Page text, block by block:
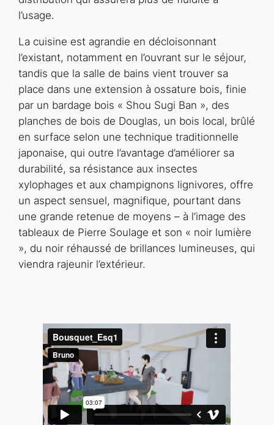
l’usage.
La cuisine est agrandie en décloisonnant
l’existant, notamment en l’ouvrant sur le séjour,
tandis que la salle de bains vient trouver sa
place dans une extension à ossature bois, finie
par un bardage bois « Shou Sugi Ban », des
planches de bois de Douglas, un bois local, brûlé
en surface selon une technique traditionnelle
japonaise, qui outre l’avantage d’améliorer sa
durabilité, sa résistance aux insectes
xylophages et aux champignons lignivores, offre
un aspect sensuel, magnifique, pourtant dans
une grande retenue de moyens – à l’image des
tableaux de Pierre Soulage et son « noir lumière
», du noir réhaussé de brillances lumineuses, qui
viendra rajeunir l’extérieur.